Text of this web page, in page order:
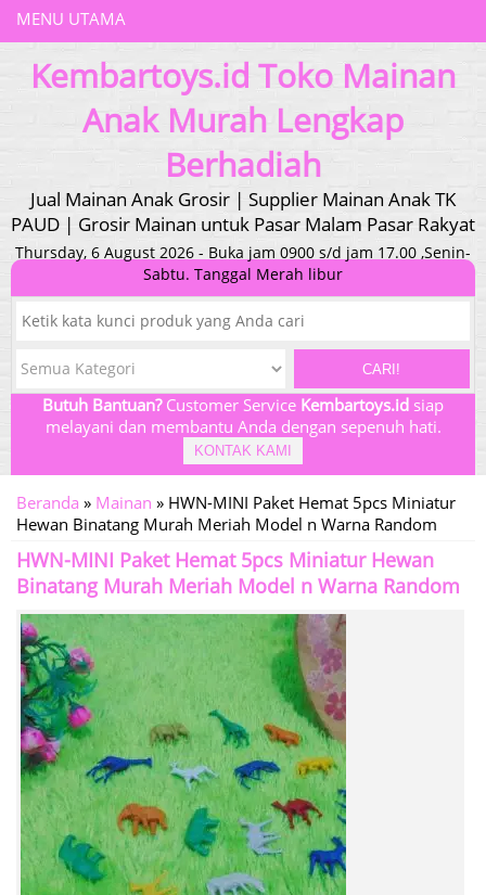
MENU UTAMA
Kembartoys.id Toko Mainan
Anak Murah Lengkap
Berhadiah
Jual Mainan Anak Grosir | Supplier Mainan Anak TK
PAUD | Grosir Mainan untuk Pasar Malam Pasar Rakyat
Thursday, 6 August 2026 - Buka jam 0900 s/d jam 17.00 ,Senin-
Sabtu. Tanggal Merah libur
CARI!
Butuh Bantuan?Customer Service Kembartoys.id siap
melayani dan membantu Anda dengan sepenuh hati.
KONTAK KAMI
Beranda » Mainan » HWN-MINI Paket Hemat 5pcs Miniatur
Hewan Binatang Murah Meriah Model n Warna Random
HWN-MINI Paket Hemat 5pcs Miniatur Hewan
Binatang Murah Meriah Model n Warna Random